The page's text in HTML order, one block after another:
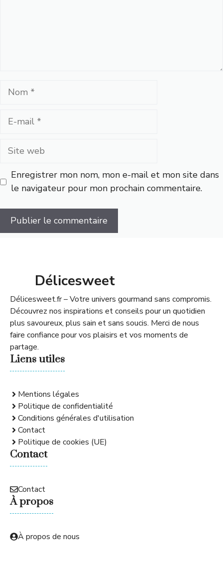
Nom
Site
Enregistrer mon nom, mon e-mail et mon site dans
le navigateur pour mon prochain commentaire.
Délicesweet
Délicesweet.fr – Votre univers gourmand sans compromis.
Découvrez nos inspirations et conseils pour un quotidien
plus savoureux, plus sain et sans soucis. Merci de nous
faire confiance pour vos plaisirs et vos moments de
partage.
Liens utiles
Mentions légales
Politique de confidentialité
Conditions générales d'utilisation
Contact
Politique de cookies (UE)
Contact
Contact
À propos
À propos de nous